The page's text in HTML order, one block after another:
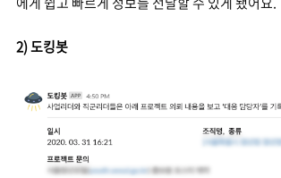
2) 도킹봇